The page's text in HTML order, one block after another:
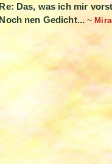
Re: Das, was ich mir
Noch nen Gedicht... ~